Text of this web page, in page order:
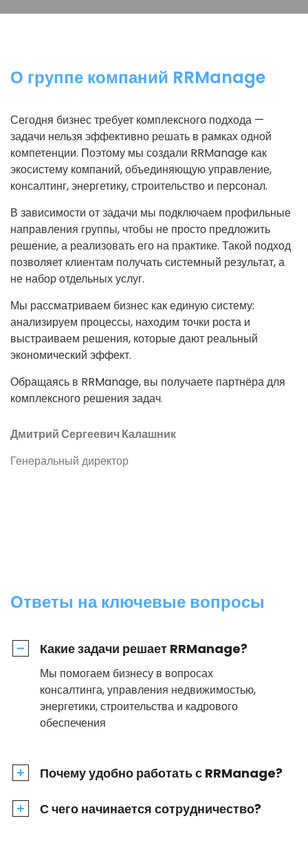
О группе компаний RRManage
Сегодня бизнес требует комплексного подхода —
задачи нельзя эффективно решать в рамках одной
компетенции. Поэтому мы создали RRManage как
экосистему компаний, объединяющую управление,
консалтинг, энергетику, строительство и персонал.
В зависимости от задачи мы подключаем профильные
направления группы, чтобы не просто предложить
решение, а реализовать его на практике. Такой подход
позволяет клиентам получать системный результат, а
не набор отдельных услуг.
Мы рассматриваем бизнес как единую систему:
анализируем процессы, находим точки роста и
выстраиваем решения, которые дают реальный
экономический эффект.
Обращаясь в RRManage, вы получаете партнёра для
комплексного решения задач.
Дмитрий Сергеевич Калашник
Генеральный директор
Ответы на ключевые вопросы
Какие задачи решает RRManage?
Мы помогаем бизнесу в вопросах
консалтинга, управления недвижимостью,
энергетики, строительства и кадрового
обеспечения
Почему удобно работать с RRManage?
С чего начинается сотрудничество?